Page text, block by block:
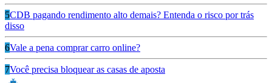
5CDB pagando rendimento alto demais? Entenda o risco por trás
disso
6Vale a pena comprar carro online?
7Você precisa bloquear as casas de aposta